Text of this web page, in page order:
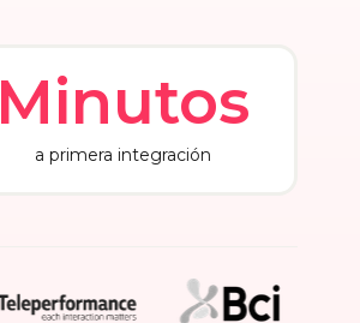
Minutos
a primera integración